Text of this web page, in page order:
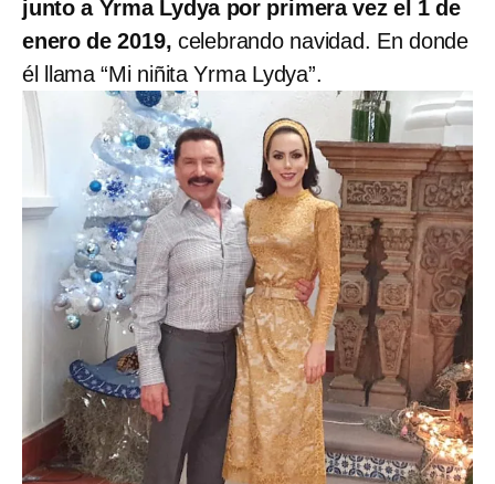
junto a Yrma Lydya por primera vez el 1 de
enero de 2019, celebrando navidad. En donde
él llama “Mi niñita Yrma Lydya”.